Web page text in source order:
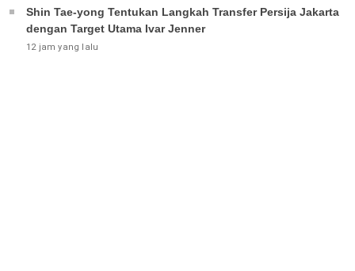
Shin Tae-yong Tentukan Langkah Transfer Persija Jakarta
dengan Target Utama Ivar Jenner
12 jam yang lalu